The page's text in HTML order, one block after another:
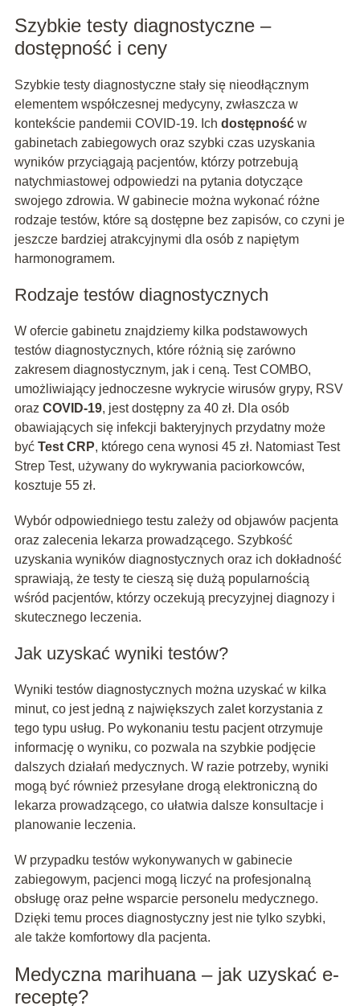
Szybkie testy diagnostyczne –
dostępność i ceny
Szybkie testy diagnostyczne stały się nieodłącznym
elementem współczesnej medycyny, zwłaszcza w
kontekście pandemii COVID-19. Ich dostępnośćw
gabinetach zabiegowych oraz szybki czas uzyskania
wyników przyciągają pacjentów, którzy potrzebują
natychmiastowej odpowiedzi na pytania dotyczące
swojego zdrowia. W gabinecie można wykonać różne
rodzaje testów, które są dostępne bez zapisów, co czyni je
jeszcze bardziej atrakcyjnymi dla osób z napiętym
harmonogramem.
Rodzaje testów diagnostycznych
W ofercie gabinetu znajdziemy kilka podstawowych
testów diagnostycznych, które różnią się zarówno
zakresem diagnostycznym, jak i ceną. Test COMBO,
umożliwiający jednoczesne wykrycie wirusów grypy, RSV
oraz COVID-19, jest dostępny za 40 zł. Dla osób
obawiających się infekcji bakteryjnych przydatny może
być Test CRP, którego cena wynosi 45 zł. Natomiast Test
Strep Test, używany do wykrywania paciorkowców,
kosztuje 55 zł.
Wybór odpowiedniego testu zależy od objawów pacjenta
oraz zalecenia lekarza prowadzącego. Szybkość
uzyskania wyników diagnostycznych oraz ich dokładność
sprawiają, że testy te cieszą się dużą popularnością
wśród pacjentów, którzy oczekują precyzyjnej diagnozy i
skutecznego leczenia.
Jak uzyskać wyniki testów?
Wyniki testów diagnostycznych można uzyskać w kilka
minut, co jest jedną z największych zalet korzystania z
tego typu usług. Po wykonaniu testu pacjent otrzymuje
informację o wyniku, co pozwala na szybkie podjęcie
dalszych działań medycznych. W razie potrzeby, wyniki
mogą być również przesyłane drogą elektroniczną do
lekarza prowadzącego, co ułatwia dalsze konsultacje i
planowanie leczenia.
W przypadku testów wykonywanych w gabinecie
zabiegowym, pacjenci mogą liczyć na profesjonalną
obsługę oraz pełne wsparcie personelu medycznego.
Dzięki temu proces diagnostyczny jest nie tylko szybki,
ale także komfortowy dla pacjenta.
Medyczna marihuana – jak uzyskać e-
receptę?